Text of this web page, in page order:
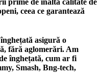
ceea ce garantează
asigură o
fără aglomerări. Am
înghețată, cum ar fi
Smash, Bng-tech,